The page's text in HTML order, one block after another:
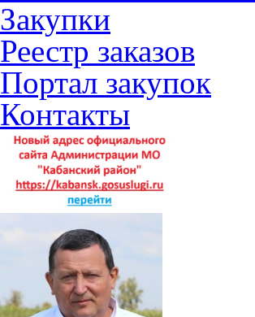
Закупки
Реестр заказов
Портал закупок
Контакты